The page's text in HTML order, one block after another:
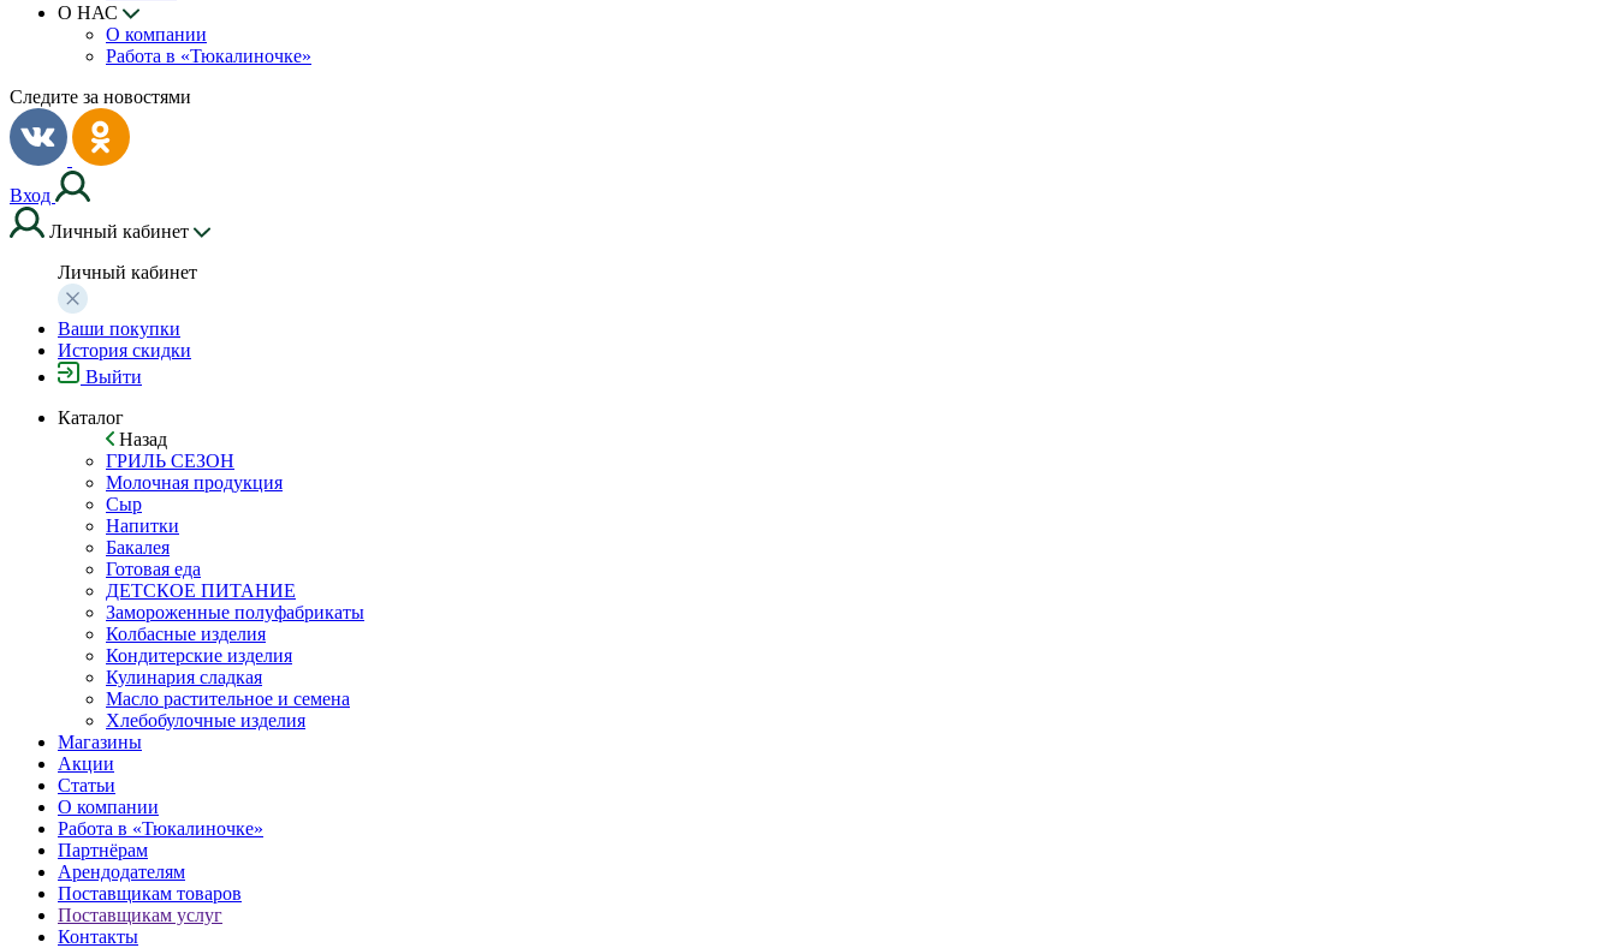
О НАС
О компании
Работа в «Тюкалиночке»
Следите за новостями
Вход
Личный кабинет
Личный кабинет
Ваши покупки
История скидки
Выйти
Каталог
Назад
ГРИЛЬ СЕЗОН
Молочная продукция
Сыр
Напитки
Бакалея
Готовая еда
ДЕТСКОЕ ПИТАНИЕ
Замороженные полуфабрикаты
Колбасные изделия
Кондитерские изделия
Кулинария сладкая
Масло растительное и семена
Хлебобулочные изделия
Магазины
Акции
Статьи
О компании
Работа в «Тюкалиночке»
Партнёрам
Арендодателям
Поставщикам товаров
Поставщикам услуг
Контакты